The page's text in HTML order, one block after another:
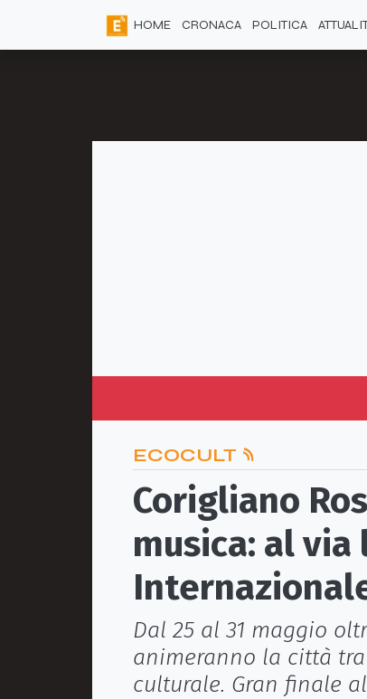
HOME CRONACA POLITICA
ECOCULT
Corigliano
musica: al via
Dal 25 al 31 maggio
animeranno la città
culturale. Gran finale